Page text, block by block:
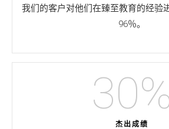
我们的客户对他们在臻至教育的经验
96％。
杰出成绩
30